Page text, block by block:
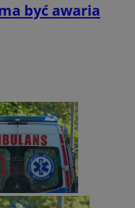
być awaria